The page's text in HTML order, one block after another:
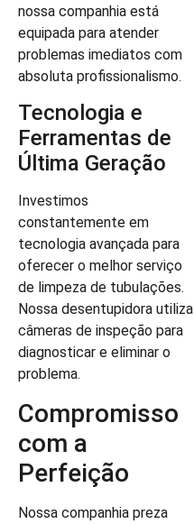
nossa companhia está
equipada para atender
problemas imediatos com
absoluta profissionalismo.
Tecnologia e
Ferramentas de
Última Geração
Investimos
constantemente em
tecnologia avançada para
oferecer o melhor serviço
de limpeza de tubulações.
Nossa desentupidora utiliza
câmeras de inspeção para
diagnosticar e eliminar o
problema.
Compromisso
com a
Perfeição
Nossa companhia preza